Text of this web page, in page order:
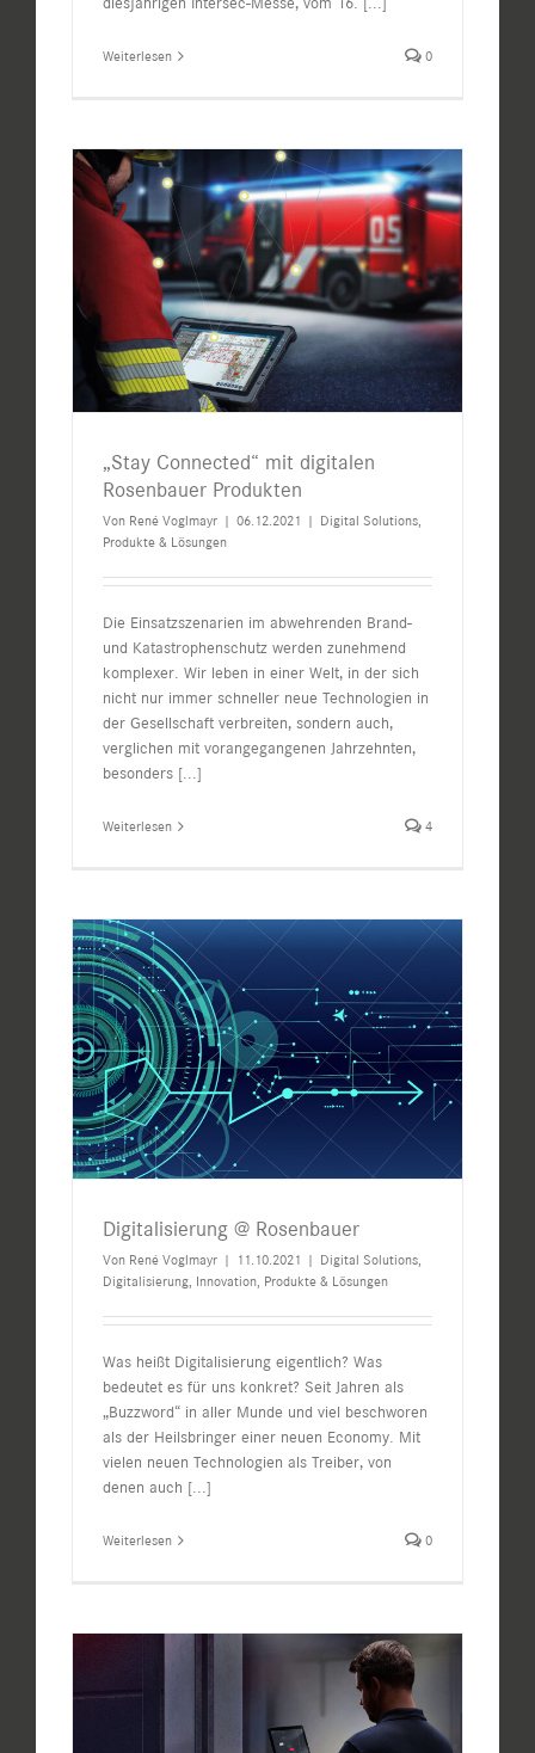
Weiterlesen 0
„Stay Connected“ mit digitalen
Rosenbauer Produkten
Von René Voglmayr | 06.12.2021 | Digital Solutions,
Produkte & Lösungen
Die Einsatzszenarien im abwehrenden Brand-
und Katastrophenschutz werden zunehmend
komplexer. Wir leben in einer Welt, in der sich
nicht nur immer schneller neue Technologien in
der Gesellschaft verbreiten, sondern auch,
verglichen mit vorangegangenen Jahrzehnten,
besonders [...]
Weiterlesen 4
Digitalisierung @ Rosenbauer
Von René Voglmayr | 11.10.2021 | Digital Solutions,
Digitalisierung, Innovation, Produkte & Lösungen
Was heißt Digitalisierung eigentlich? Was
bedeutet es für uns konkret? Seit Jahren als
„Buzzword“ in aller Munde und viel beschworen
als der Heilsbringer einer neuen Economy. Mit
vielen neuen Technologien als Treiber, von
denen auch [...]
Weiterlesen 0